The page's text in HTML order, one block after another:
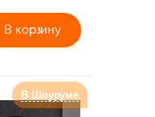
В корзину
В Шоуруме